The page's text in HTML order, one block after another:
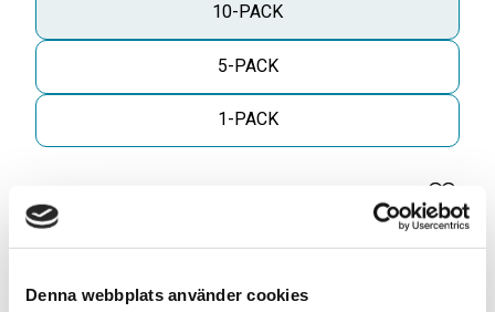
Denna webbplats använder cookies
10-PACK
5-PACK
1-PACK
Antal
+
-
KÖP
Lägg